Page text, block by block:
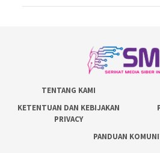
TENTANG KAMI
KETENTUAN DAN KEBIJAKAN
PRIVACY
PANDUAN